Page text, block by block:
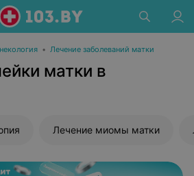
• Лечение заболеваний матки
матки в
Лечение миомы матки